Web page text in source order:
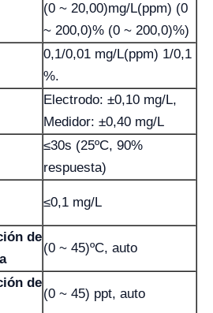
(0 ~ 20,00)mg/L(ppm) (0
~ 200,0)% (0 ~ 200,0)%)
0,1/0,01 mg/L(ppm) 1/0,1
%.
Electrodo: ±0,10 mg/L,
Medidor: ±0,40 mg/L
≤30s (25ºC, 90%
respuesta)
≤0,1 mg/L
de
(0 ~ 45)ºC, auto
de
(0 ~ 45) ppt, auto